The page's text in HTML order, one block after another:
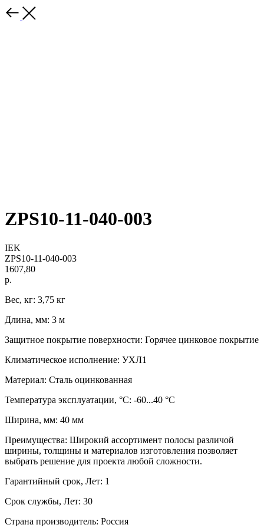
ZPS10-11-040-003
IEK
ZPS10-11-040-003
1607,80
р.
Вес, кг: 3,75 кг
Длина, мм: 3 м
Защитное покрытие поверхности: Горячее цинковое покрытие
Климатическое исполнение: УХЛ1
Материал: Сталь оцинкованная
Температура эксплуатации, °C: -60...40 °C
Ширина, мм: 40 мм
Преимущества: Широкий ассортимент полосы различой
ширины, толщины и материалов изготовления позволяет
выбрать решение для проекта любой сложности.
Гарантийный срок, Лет: 1
Срок службы, Лет: 30
Страна производитель: Россия